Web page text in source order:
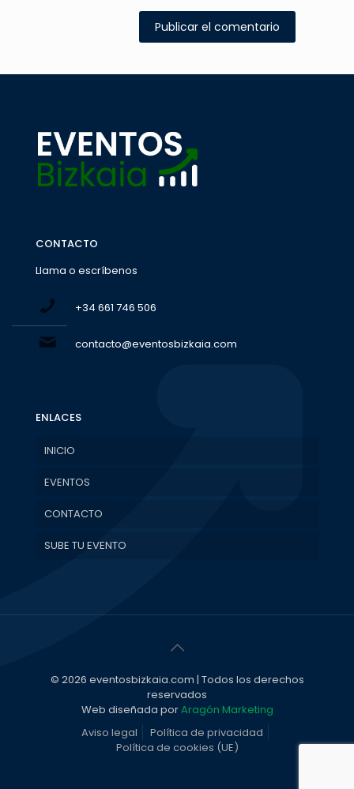
CONTACTO
Llama o escríbenos
+34 661 746 506
contacto@eventosbizkaia.com
ENLACES
INICIO
EVENTOS
CONTACTO
SUBE TU EVENTO
© 2026 eventosbizkaia.com | Todos los derechos
reservados
Web diseñada porAragón Marketing
Aviso legal
Política de privacidad
Política de cookies (UE)